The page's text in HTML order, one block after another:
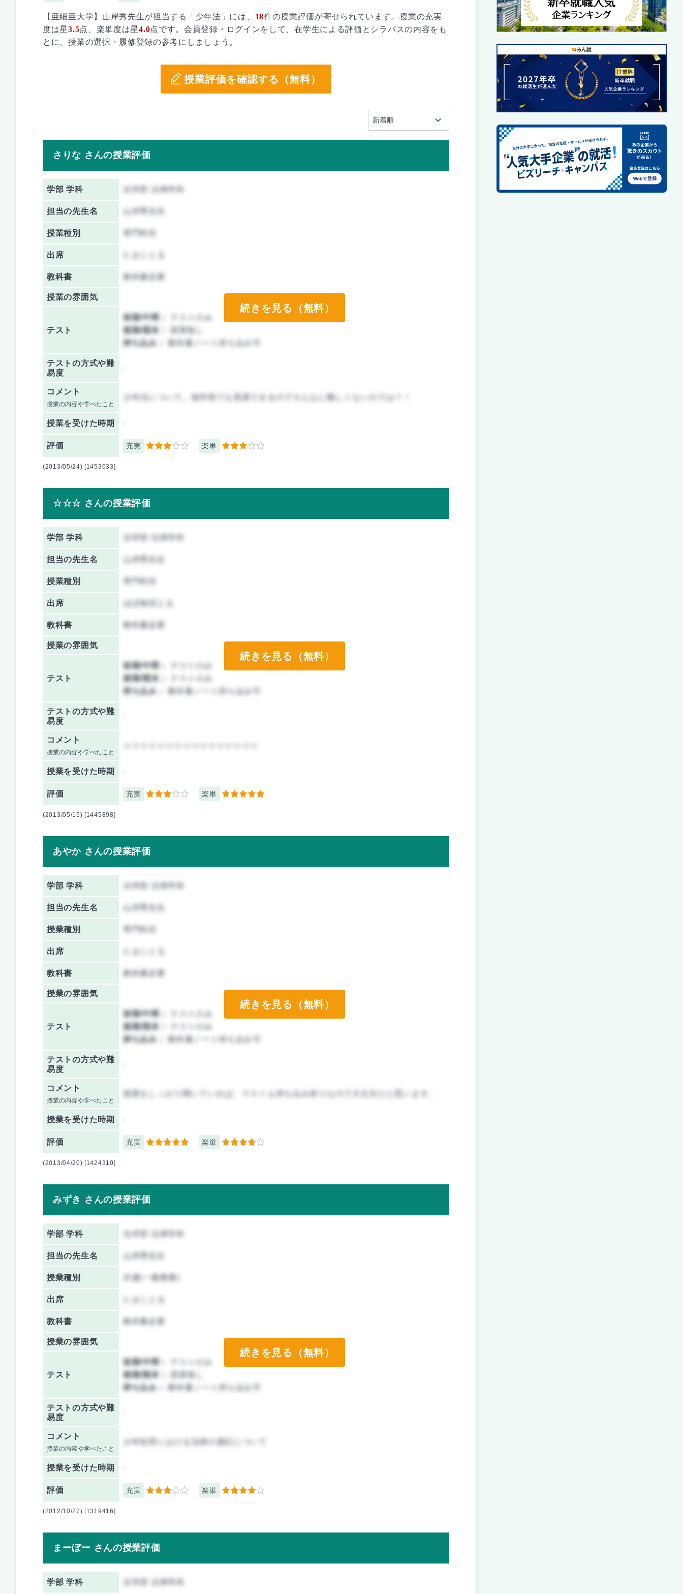
【亜細亜大学】山岸秀先生が担当する「少年法」には、 18件の授業評価が寄せられています。授業の充実
度は星3.5点、楽単度は星4.0点です。会員登録・ログインをして、在学生による評価とシラバスの内容をも
とに、授業の選択・履修登録の参考にしましょう。
授業評価を確認する（無料）
さりな さんの授業評価
学部 学科 法学部 法律学科
担当の先生名
授業種別 専門科目
出席
教科書 教科書必要
授業の雰囲気
テスト
前期/中間：
テストのみ
後期/期末：
授業無し
持ち込み：
教科書ノート持ち込み可
テストの方式や難
易度
コメント
授業の内容や学べたこと
少年法について。他学部でも受講できるのでそんなに難しくないのでは？！
授業を受けた時期
評価 充実 3 楽単 3
続きを見る（無料）
(2013/05/24) [1453033]
☆☆☆ さんの授業評価
学部 学科 法学部 法律学科
担当の先生名
授業種別 専門科目
出席 ほぼ毎回とる
教科書 教科書必要
授業の雰囲気
テスト
前期/中間：
テストのみ
後期/期末：
テストのみ
持ち込み：
教科書ノート持ち込み可
テストの方式や難
易度
コメント
授業の内容や学べたこと
授業を受けた時期
評価 充実 3 楽単 5
続きを見る（無料）
(2013/05/15) [1445898]
あやか さんの授業評価
学部 学科 法学部 法律学科
担当の先生名
授業種別 専門科目
出席
教科書 教科書必要
授業の雰囲気
テスト
前期/中間：
テストのみ
後期/期末：
テストのみ
持ち込み：
教科書ノート持ち込み可
テストの方式や難
易度
コメント
授業の内容や学べたこと
授業をしっかり聞いていれば、テストも持ち込み有りなので大丈夫だと思います。
授業を受けた時期
評価 充実 5 楽単 4
続きを見る（無料）
(2013/04/20) [1424310]
みずき さんの授業評価
学部 学科 法学部 法律学科
担当の先生名
授業種別 共通(一般教養)
出席
教科書 教科書必要
授業の雰囲気
テスト
前期/中間：
テストのみ
後期/期末：
授業無し
持ち込み：
教科書ノート持ち込み可
テストの方式や難
易度
コメント
授業の内容や学べたこと
少年犯罪における法律の適応について
授業を受けた時期
評価 充実 3 楽単 4
続きを見る（無料）
(2012/10/27) [1319416]
まーぼー さんの授業評価
学部 学科 法学部 法律学科